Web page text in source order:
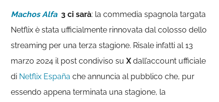
Machos Alfa 3 ci sarà: la commedia spagnola targata
Netflix è stata ufficialmente rinnovata dal colosso dello
streaming per una terza stagione. Risale infatti al 13
marzo 2024 il post condiviso suXdall’account ufficiale
di Netflix España che annuncia al pubblico che, pur
essendo appena terminata una stagione, la